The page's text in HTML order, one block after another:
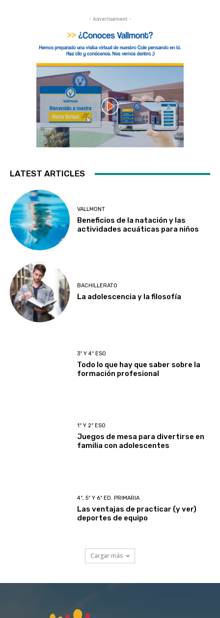
- Advertisement -
LATEST ARTICLES
VALLMONT
Beneficios de la natación y las
actividades acuáticas para niños
BACHILLERATO
La adolescencia y la filosofía
3º Y 4º ESO
Todo lo que hay que saber sobre la
formación profesional
1º Y 2º ESO
Juegos de mesa para divertirse en
familia con adolescentes
4º, 5º Y 6º ED. PRIMARIA
Las ventajas de practicar (y ver)
deportes de equipo
Cargar más